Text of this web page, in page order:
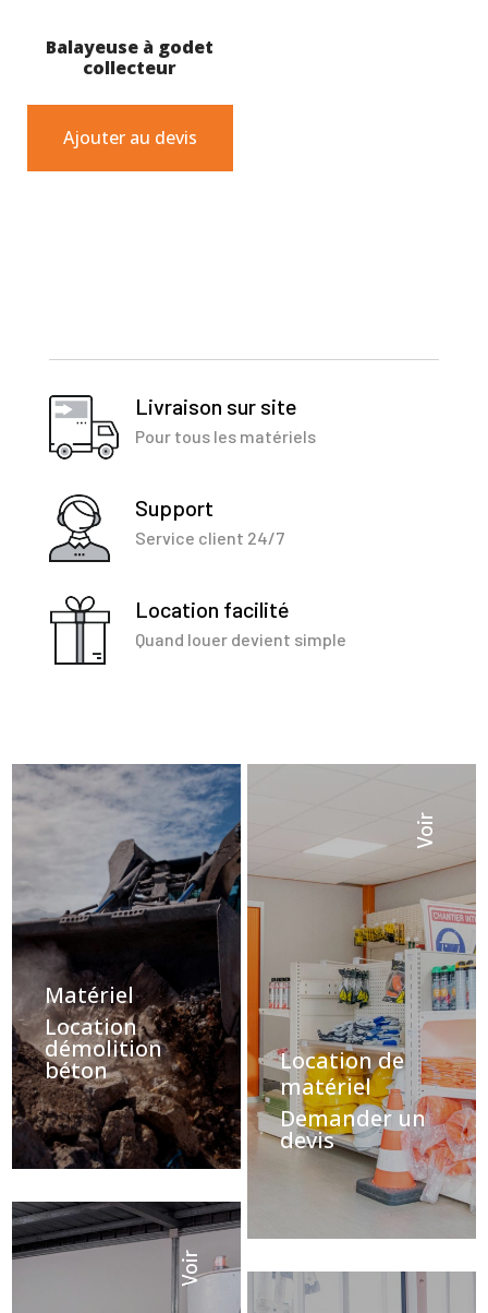
Balayeuse à godet
collecteur
Ajouter au devis
Livraison sur site
Pour tous les matériels
Support
Service client 24/7
Location facilité
Quand louer devient simple
Matériel
Location
démolition
béton
Voir
Location de
matériel
Demander un
devis
Voir